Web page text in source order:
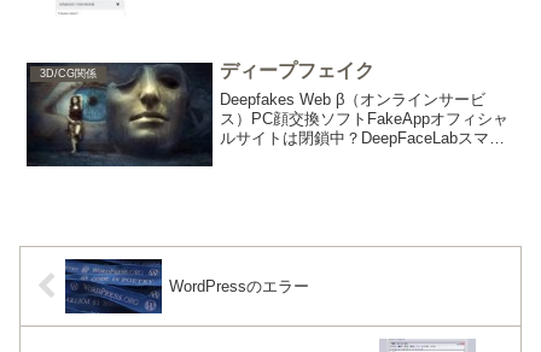
3D/CG関係 ディープフェイク
Deepfakes Web β（オンラインサービ
ス）PC顔交換ソフトFakeAppオフィシャ
ルサイトは閉鎖中？DeepFaceLabスマホ
WordPressのエラー